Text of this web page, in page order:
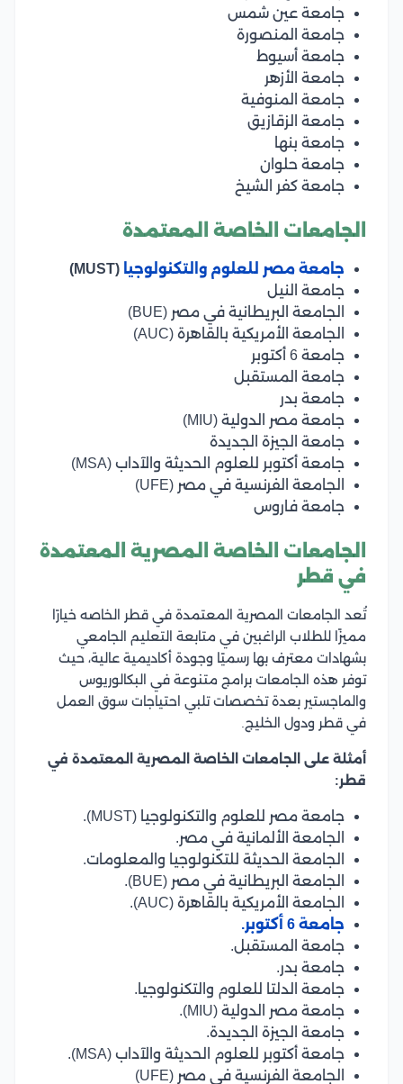
جامعة عين شمس
جامعة المنصورة
جامعة أسيوط
جامعة الأزهر
جامعة المنوفية
جامعة الزقازيق
جامعة بنها
جامعة حلوان
جامعة كفر الشيخ
الجامعات الخاصة المعتمدة
جامعة مصر للعلوم والتكنولوجيا (MUST)
جامعة النيل
الجامعة البريطانية في مصر (BUE)
الجامعة الأمريكية بالقاهرة (AUC)
جامعة 6 أكتوبر
جامعة المستقبل
جامعة بدر
جامعة مصر الدولية (MIU)
جامعة الجيزة الجديدة
جامعة أكتوبر للعلوم الحديثة والآداب (MSA)
الجامعة الفرنسية في مصر (UFE)
جامعة فاروس
الجامعات الخاصة المصرية المعتمدة
في قطر
تُعد الجامعات المصرية المعتمدة في قطر الخاصه خيارًا
مميزًا للطلاب الراغبين في متابعة التعليم الجامعي
بشهادات معترف بها رسميًا وجودة أكاديمية عالية، حيث
توفر هذه الجامعات برامج متنوعة في البكالوريوس
والماجستير بعدة تخصصات تلبي احتياجات سوق العمل
في قطر ودول الخليج.
أمثلة على الجامعات الخاصة المصرية المعتمدة في
قطر:
جامعة مصر للعلوم والتكنولوجيا (MUST).
الجامعة الألمانية في مصر.
الجامعة الحديثة للتكنولوجيا والمعلومات.
الجامعة البريطانية في مصر (BUE).
الجامعة الأمريكية بالقاهرة (AUC).
جامعة 6 أكتوبر.
جامعة المستقبل.
جامعة بدر.
جامعة الدلتا للعلوم والتكنولوجيا.
جامعة مصر الدولية (MIU).
جامعة الجيزة الجديدة.
جامعة أكتوبر للعلوم الحديثة والآداب (MSA).
الجامعة الفرنسية في مصر (UFE)